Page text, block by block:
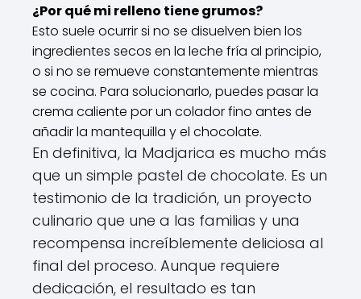
¿Por qué mi relleno tiene grumos?
Esto suele ocurrir si no se disuelven bien los
ingredientes secos en la leche fría al principio,
o si no se remueve constantemente mientras
se cocina. Para solucionarlo, puedes pasar la
crema caliente por un colador fino antes de
añadir la mantequilla y el chocolate.
En definitiva, la Madjarica es mucho más
que un simple pastel de chocolate. Es un
testimonio de la tradición, un proyecto
culinario que une a las familias y una
recompensa increíblemente deliciosa al
final del proceso. Aunque requiere
dedicación, el resultado es tan